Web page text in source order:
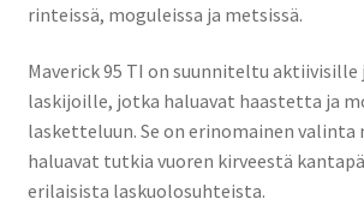
rinteissä, moguleissa ja metsissä.
Maverick 95 TI on suunniteltu
laskijoille, jotka haluavat haastetta ja
lasketteluun. Se on erinomainen
haluavat tutkia vuoren kirveestä
erilaisista laskuolosuhteista.